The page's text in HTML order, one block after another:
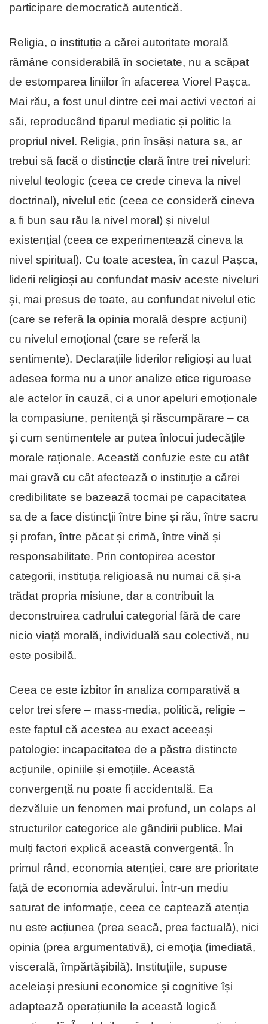
participare democratică autentică.
Religia, o instituție a cărei autoritate morală
rămâne considerabilă în societate, nu a scăpat
de estomparea liniilor în afacerea Viorel Pașca.
Mai rău, a fost unul dintre cei mai activi vectori ai
săi, reproducând tiparul mediatic și politic la
propriul nivel. Religia, prin însăși natura sa, ar
trebui să facă o distincție clară între trei niveluri:
nivelul teologic (ceea ce crede cineva la nivel
doctrinal), nivelul etic (ceea ce consideră cineva
a fi bun sau rău la nivel moral) și nivelul
existențial (ceea ce experimentează cineva la
nivel spiritual). Cu toate acestea, în cazul Pașca,
liderii religioși au confundat masiv aceste niveluri
și, mai presus de toate, au confundat nivelul etic
(care se referă la opinia morală despre acțiuni)
cu nivelul emoțional (care se referă la
sentimente). Declarațiile liderilor religioși au luat
adesea forma nu a unor analize etice riguroase
ale actelor în cauză, ci a unor apeluri emoționale
la compasiune, penitență și răscumpărare – ca
și cum sentimentele ar putea înlocui judecățile
morale raționale. Această confuzie este cu atât
mai gravă cu cât afectează o instituție a cărei
credibilitate se bazează tocmai pe capacitatea
sa de a face distincții între bine și rău, între sacru
și profan, între păcat și crimă, între vină și
responsabilitate. Prin contopirea acestor
categorii, instituția religioasă nu numai că și-a
trădat propria misiune, dar a contribuit la
deconstruirea cadrului categorial fără de care
nicio viață morală, individuală sau colectivă, nu
este posibilă.
Ceea ce este izbitor în analiza comparativă a
celor trei sfere – mass-media, politică, religie –
este faptul că acestea au exact aceeași
patologie: incapacitatea de a păstra distincte
acțiunile, opiniile și emoțiile. Această
convergență nu poate fi accidentală. Ea
dezvăluie un fenomen mai profund, un colaps al
structurilor categorice ale gândirii publice. Mai
mulți factori explică această convergență. În
primul rând, economia atenției, care are prioritate
față de economia adevărului. Într-un mediu
saturat de informație, ceea ce captează atenția
nu este acțiunea (prea seacă, prea factuală), nici
opinia (prea argumentativă), ci emoția (imediată,
viscerală, împărtășibilă). Instituțiile, supuse
aceleiași presiuni economice și cognitive își
adaptează operațiunile la această logică